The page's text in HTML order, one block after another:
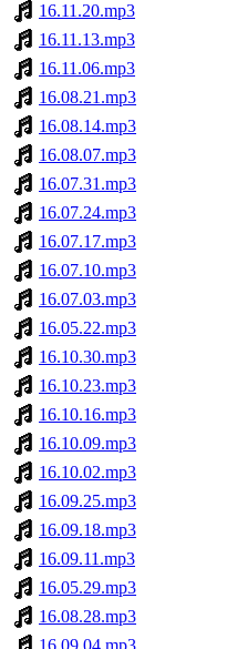
16.11.20.mp3
16.11.13.mp3
16.11.06.mp3
16.08.21.mp3
16.08.14.mp3
16.08.07.mp3
16.07.31.mp3
16.07.24.mp3
16.07.17.mp3
16.07.10.mp3
16.07.03.mp3
16.05.22.mp3
16.10.30.mp3
16.10.23.mp3
16.10.16.mp3
16.10.09.mp3
16.10.02.mp3
16.09.25.mp3
16.09.18.mp3
16.09.11.mp3
16.05.29.mp3
16.08.28.mp3